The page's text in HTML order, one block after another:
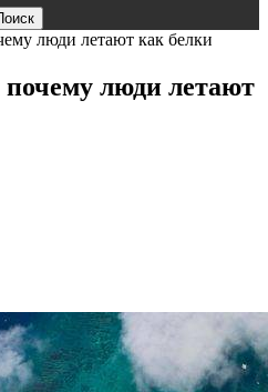
люди летают как белки
люди летают